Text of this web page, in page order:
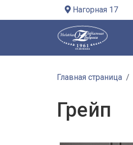
Нагорная 17
Главная страница
Грейп